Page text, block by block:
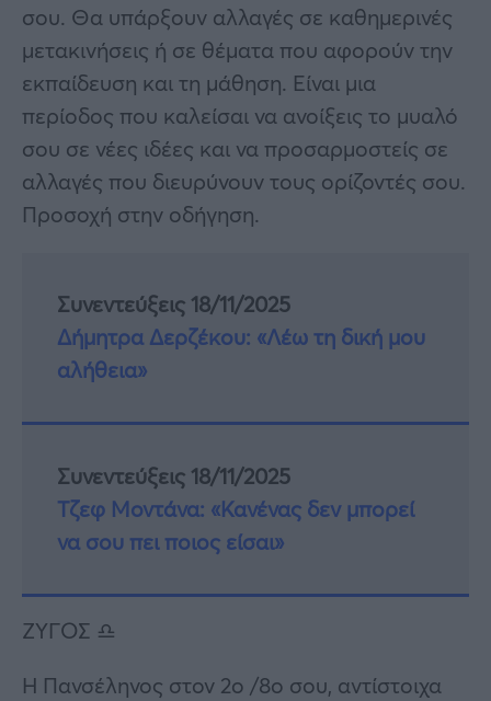
σου. Θα υπάρξουν αλλαγές σε καθημερινές
μετακινήσεις ή σε θέματα που αφορούν την
εκπαίδευση και τη μάθηση. Είναι μια
περίοδος που καλείσαι να ανοίξεις το μυαλό
σου σε νέες ιδέες και να προσαρμοστείς σε
αλλαγές που διευρύνουν τους ορίζοντές σου.
Προσοχή στην οδήγηση.
Συνεντεύξεις 18/11/2025
Δήμητρα Δερζέκου: «Λέω τη δική μου
αλήθεια»
Συνεντεύξεις 18/11/2025
Τζεφ Μοντάνα: «Κανένας δεν μπορεί
να σου πει ποιος είσαι»
ΖΥΓΟΣ ♎
Η Πανσέληνος στον 2ο /8ο σου, αντίστοιχα